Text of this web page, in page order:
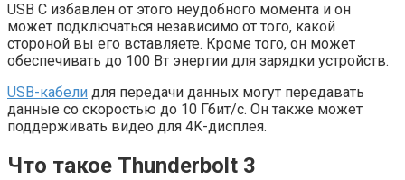
USB C избавлен от этого неудобного момента и он
может подключаться независимо от того, какой
стороной вы его вставляете. Кроме того, он может
обеспечивать до 100 Вт энергии для зарядки устройств.
USB-кабели для передачи данных могут передавать
данные со скоростью до 10 Гбит/с. Он также может
поддерживать видео для 4K-дисплея.
Что такое Thunderbolt 3